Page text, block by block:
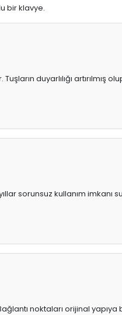
bir klavye.
duyarlılığı artırılmış
sorunsuz kullanım imkanı
noktaları orijinal